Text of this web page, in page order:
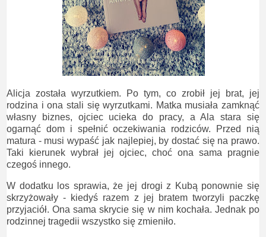
Alicja została wyrzutkiem. Po tym, co zrobił jej brat, jej
rodzina i ona stali się wyrzutkami. Matka musiała zamknąć
własny biznes, ojciec ucieka do pracy, a Ala stara się
ogarnąć dom i spełnić oczekiwania rodziców. Przed nią
matura - musi wypaść jak najlepiej, by dostać się na prawo.
Taki kierunek wybrał jej ojciec, choć ona sama pragnie
czegoś innego.
W dodatku los sprawia, że jej drogi z Kubą ponownie się
skrzyżowały - kiedyś razem z jej bratem tworzyli paczkę
przyjaciół. Ona sama skrycie się w nim kochała. Jednak po
rodzinnej tragedii wszystko się zmieniło.